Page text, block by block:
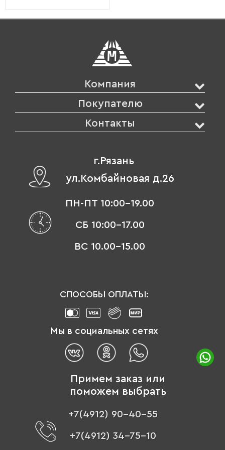
Компания
Покупателю
Контакты
г.Рязань
ул.Комбайновая д.26
ПН-ПТ 10:00-19.00
СБ 10:00-17.00
ВС 10.00-15.00
СПОСОБЫ ОПЛАТЫ:
Мы в социальных сетях
Примем заказ или
поможем выбрать
+7(4912) 90-40-55
+7(4912) 34-75-10